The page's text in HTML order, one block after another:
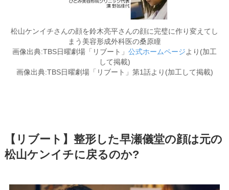
松山ケンイチさんの顔を鈴木亮平さんの顔に完璧に作り変えてし
まう美容形成外科医の桑原瞳
画像出典:TBS日曜劇場「リブート」 公式ホームページより(加工
して掲載)
画像出典:TBS日曜劇場「リブート」第1話より(加工して掲載)
【リブート】整形した早瀬儀堂の顔は元の
松山ケンイチに戻るのか?